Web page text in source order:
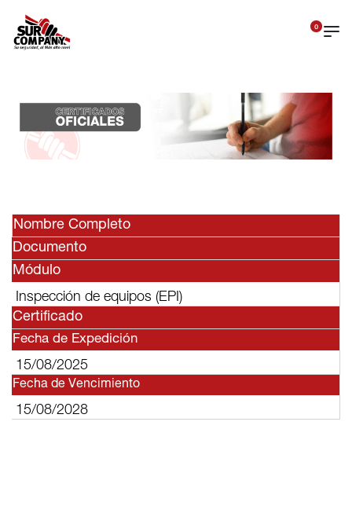
0
Nombre Completo
Documento
Módulo
Inspección de equipos (EPI)
Certificado
Fecha de Expedición
15/08/2025
Fecha de Vencimiento
15/08/2028